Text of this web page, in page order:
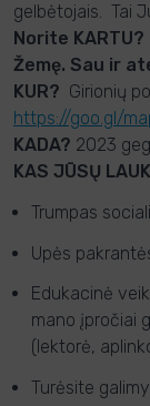
gelbėtojais. Tai
Norite
Žemę. Sau ir
KUR? Girionių
https://goo.gl/
KADA? 2023
KAS JŪSŲ
Trumpas
Upės
Edukacinė
mano įpročiai
(lektorė,
Turėsite